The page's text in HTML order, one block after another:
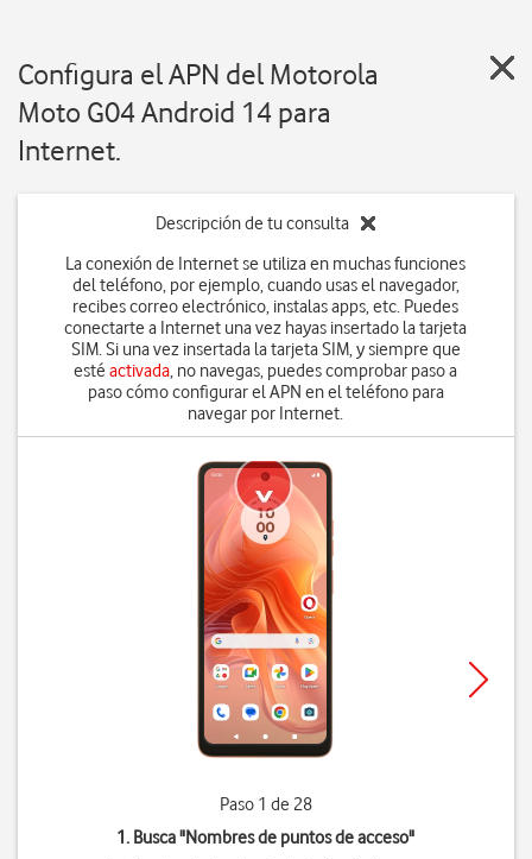
Configura el APN del Motorola
Moto G04 Android 14 para
Internet.
Descripción de tu consulta
La conexión de Internet se utiliza en muchas funciones
del teléfono, por ejemplo, cuando usas el navegador,
recibes correo electrónico, instalas apps, etc. Puedes
conectarte a Internet una vez hayas insertado la tarjeta
SIM. Si una vez insertada la tarjeta SIM, y siempre que
estéactivada, no navegas, puedes comprobar paso a
paso cómo configurar el APN en el teléfono para
navegar por Internet.
Paso 1 de 28
1. Busca "Nombres de puntos de acceso"